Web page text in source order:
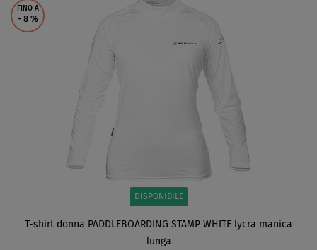
FINO A
- 8 %
DISPONIBILE
T-shirt donna PADDLEBOARDING STAMP WHITE lycra manica
lunga